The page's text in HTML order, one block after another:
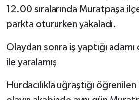
12.00 sıralarında Muratpaşa
parkta otururken yakaladı.
Olaydan sonra iş yaptığı adamı
ile yaralamış
Hurdacılıkla uğraştığı